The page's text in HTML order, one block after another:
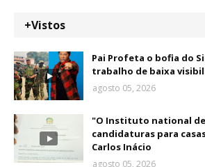
+Vistos
Pai Profeta o bofia do
trabalho de baixa
agosto 05, 2026
"O Instituto national
candidaturas para
Carlos Inácio
agosto 05, 2026